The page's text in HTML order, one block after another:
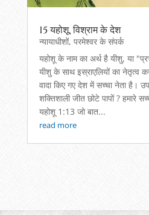
15 यहोशू, विश्राम के देश
न्यायाधीशों, परमेश्वर के संपर्क
यहोशू के नाम का अर्थ है यीशु, या
यीशु के साथ इस्राएलियों का नेतृत्व
वादा किए गए देश में सच्चा नेता है।
शक्तिशाली जीत छोटे पापों ? हमारे
यहोशू 1:13 जो बात...
read more